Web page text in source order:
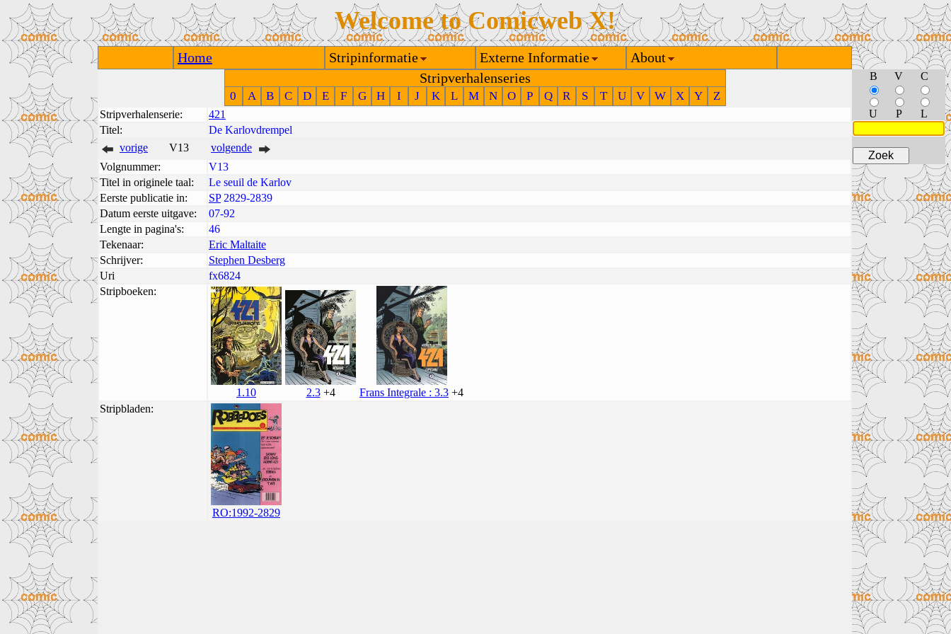
Welcome to Comicweb X!
Home Stripinformatie Externe Informatie
About
Stripverhalenseries
0 A B C D E F G H I J K L M N O P Q R S T U V W X Y Z
Stripverhalenserie:
421
Titel:
De Karlovdrempel
vorige
V13
volgende
Volgnummer:
V13
Titel in originele taal:
Le seuil de Karlov
Eerste publicatie in:
SP2829-2839
Datum eerste uitgave:
07-92
Lengte in pagina's:
46
Tekenaar:
Eric Maltaite
Schrijver:
Stephen Desberg
Uri
fx6824
Stripboeken:
1.10 2.3+4 Frans Integrale : 3.3 +4
Stripbladen:
RO:1992-2829
B V C
U P L